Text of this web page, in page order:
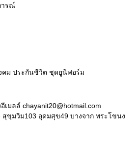
ารณ์
คม ประกันชีวิต ชุดยูนิฟอร์ม
เมลล์ chayanit20@hotmail.com
สุขุมวิม103 อุดมสุข49 บางจาก พระโขนง